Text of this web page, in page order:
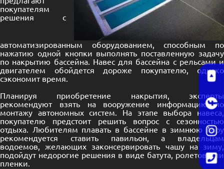
покупателям
решения с
автоматизированным оборудованием, способным по
нажатию одной кнопки выполнять поставленную задачу
по накрытию бассейна. Навес для бассейна с рельсами и
двигателем обойдется дороже покупателю, однако
сэкономит время.
Планируя приобретение накрытия, эксперты
рекомендуют взять на вооружение информацию по
монтажу автономных систем. На этапе выбора навеса,
покупателю предстоит решить вопрос с сезонностью
отдыха. Любителям плавать в бассейне в зимнюю пору
рекомендуется ставить павильон, а владельцам
водоемов, желающих законсервировать чашу на зиму,
подойдут недорогие решения в виде батута, ролетов или
пленки.